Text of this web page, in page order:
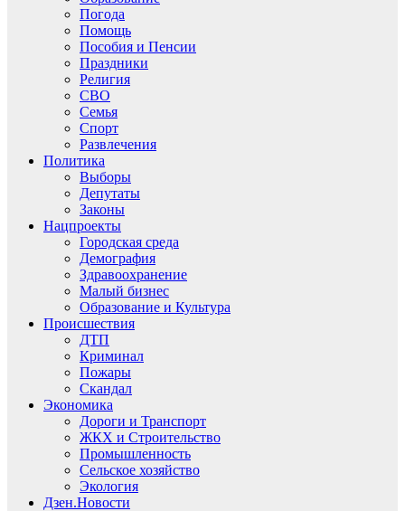
Погода
Помощь
Пособия и Пенсии
Праздники
Религия
СВО
Семья
Спорт
Развлечения
Политика
Выборы
Депутаты
Законы
Нацпроекты
Городская среда
Демография
Здравоохранение
Малый бизнес
Образование и Культура
Происшествия
ДТП
Криминал
Пожары
Скандал
Экономика
Дороги и Транспорт
ЖКХ и Строительство
Промышленность
Сельское хозяйство
Экология
Дзен.Новости